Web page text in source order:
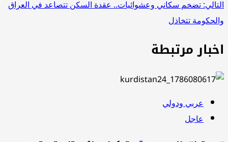
تضخم سكاني وعشوائيات.. عقدة السكن تتصاعد في العراق
تتخاذل
مرتبطة
عربي ودولي
عاجل